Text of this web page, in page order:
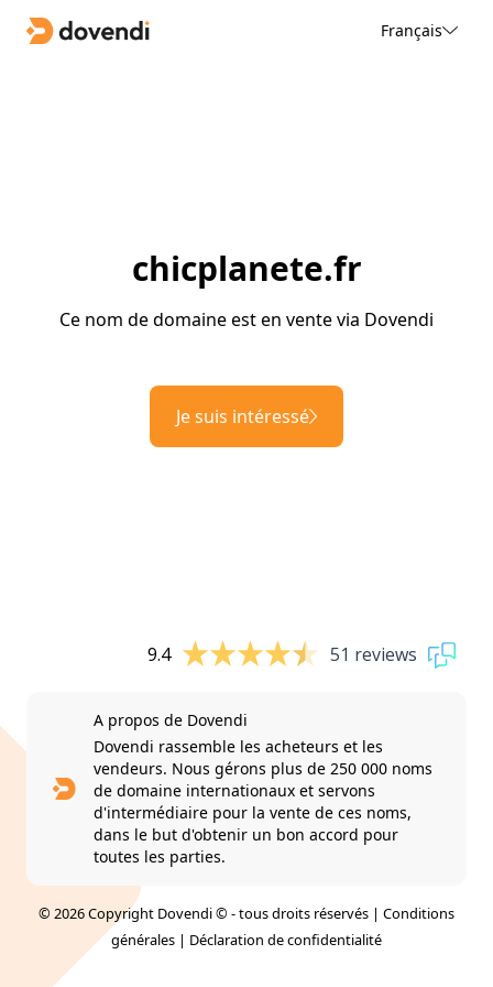
Français
chicplanete.fr
Ce nom de domaine est en vente via Dovendi
Je suis intéressé
9.4 51 reviews
A propos de Dovendi
Dovendi rassemble les acheteurs et les
vendeurs. Nous gérons plus de 250 000 noms
de domaine internationaux et servons
d'intermédiaire pour la vente de ces noms,
dans le but d'obtenir un bon accord pour
toutes les parties.
© 2026 Copyright Dovendi © - tous droits réservés | Conditions
générales | Déclaration de confidentialité